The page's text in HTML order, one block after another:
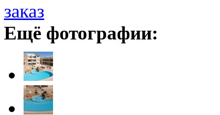
Ещё фотографии: